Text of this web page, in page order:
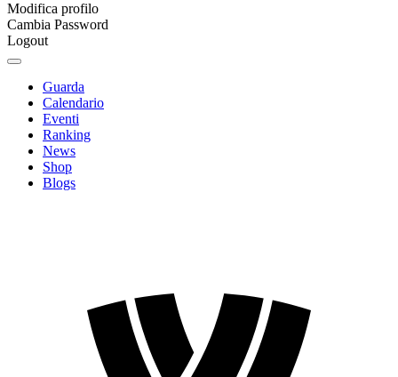
Modifica profilo
Cambia Password
Logout
Guarda
Calendario
Eventi
Ranking
News
Shop
Blogs